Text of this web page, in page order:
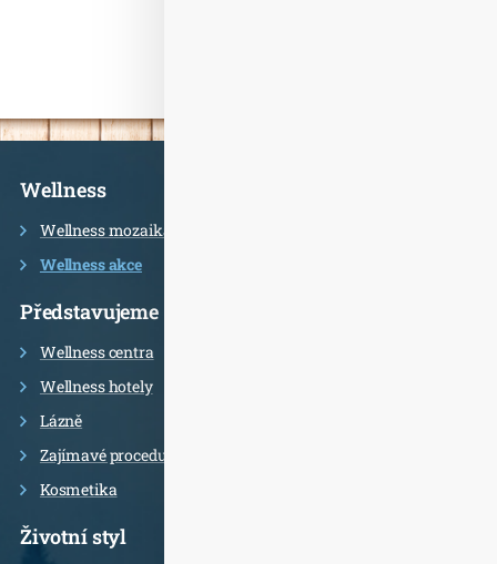
Informace
Wellness
Wellness mozaika
Wellness akce
Představujeme
Wellness centra
Wellness hotely
Lázně
Zajímavé procedury
Kosmetika
Životní styl